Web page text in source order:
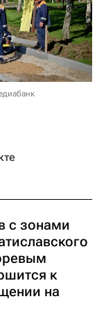
с зонами
к
на